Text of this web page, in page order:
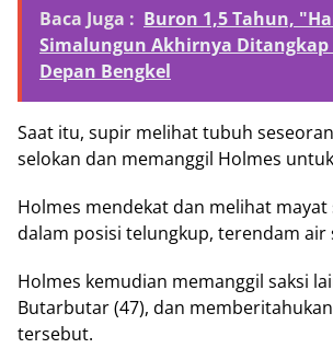
Baca Juga : Buron 1,5 Tahun,
Simalungun Akhirnya Ditangkap
Depan Bengkel
Saat itu, supir melihat tubuh
selokan dan memanggil Holmes
Holmes mendekat dan melihat
dalam posisi telungkup, terendam air
Holmes kemudian memanggil saksi
Butarbutar (47), dan
tersebut.